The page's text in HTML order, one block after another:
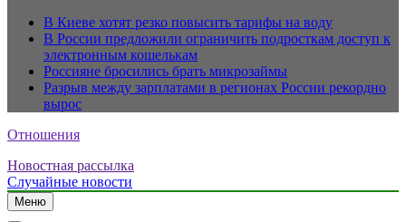
В Киеве хотят резко повысить тарифы на воду
В России предложили ограничить подросткам доступ к
электронным кошелькам
Россияне бросились брать микрозаймы
Разрыв между зарплатами в регионах России рекордно
вырос
Отношения
Новостная рассылка
Случайные новости
Меню